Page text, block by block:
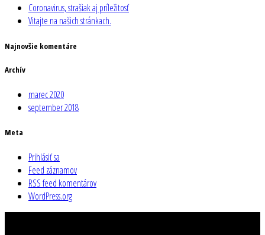
Coronavirus, strašiak aj príležitosť
Vitajte na našich stránkach.
Najnovšie komentáre
Archív
marec 2020
september 2018
Meta
Prihlásiť sa
Feed záznamov
RSS feed komentárov
WordPress.org